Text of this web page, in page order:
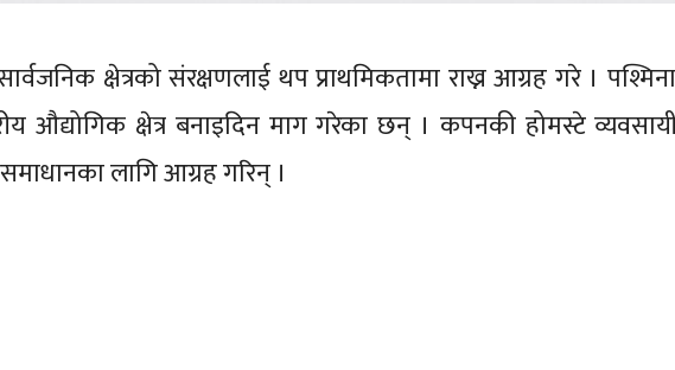
क्षेत्रको संरक्षणलाई थप प्राथमिकतामा राख्न आग्रह गरे । पश्मिना
क्षेत्र बनाइदिन माग गरेका छन् । कपनकी होमस्टे
लागि आग्रह गरिन् ।